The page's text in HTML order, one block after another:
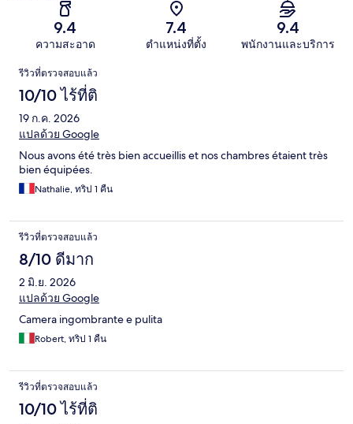
9.4
ความสะอาด
7.4
ตำแหน่งที่ตั้ง
9.4
พนักงานและบริการ
รีวิว
รีวิวที่ตรวจสอบแล้ว
10/10 ไร้ที่ติ
19 ก.ค. 2026
แปลด้วย Google
Nous avons été très bien accueillis et nos chambres étaient très
bien équipées.
Nathalie, ทริป 1 คืน
รีวิวที่ตรวจสอบแล้ว
8/10 ดีมาก
2 มิ.ย. 2026
แปลด้วย Google
Camera ingombrante e pulita
Robert, ทริป 1 คืน
รีวิวที่ตรวจสอบแล้ว
10/10 ไร้ที่ติ